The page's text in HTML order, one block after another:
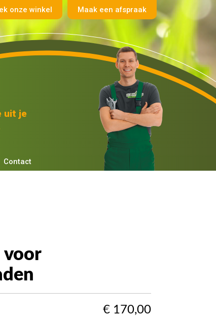
onze winkel Maak een afspraak
uit je
Contact
voor
€ 170,00